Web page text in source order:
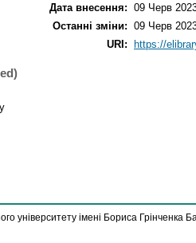
Дата внесення: 09 Черв
Останні зміни: 09 Черв
URI:
https://
університету імені Бориса Грінченка